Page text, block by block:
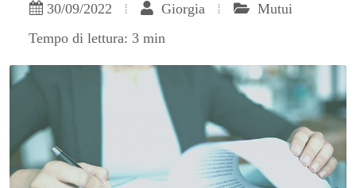
30/09/2022 Giorgia
Mutui
Tempo di lettura: 3 min